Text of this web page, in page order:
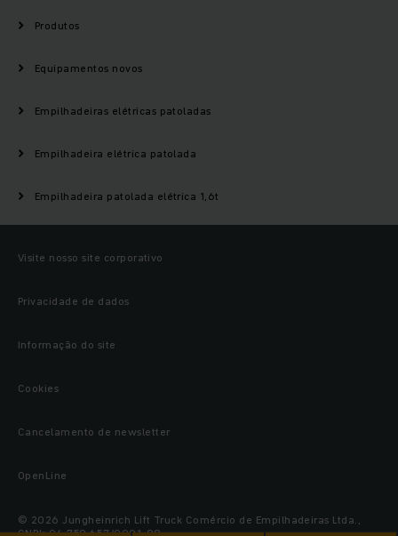
Produtos
Equipamentos novos
Empilhadeiras elétricas patoladas
Empilhadeira elétrica patolada
Empilhadeira patolada elétrica 1,6t
Visite nosso site corporativo
Privacidade de dados
Informação do site
Cookies
Cancelamento de newsletter
OpenLine
© 2026 Jungheinrich Lift Truck Comércio de Empilhadeiras Ltda.,
CNPJ: 04.759.657/0001-98